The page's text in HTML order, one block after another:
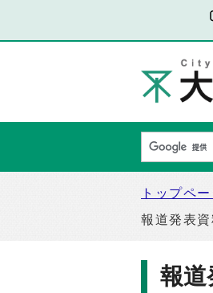
トップペー
報道発表
報